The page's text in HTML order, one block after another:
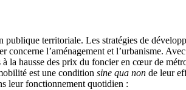
territoriale. Les stratégies de
l’aménagement et l’urbanisme.
hausse des prix du foncier en cœur de
est une condition sine qua non de leur
leur fonctionnement quotidien :